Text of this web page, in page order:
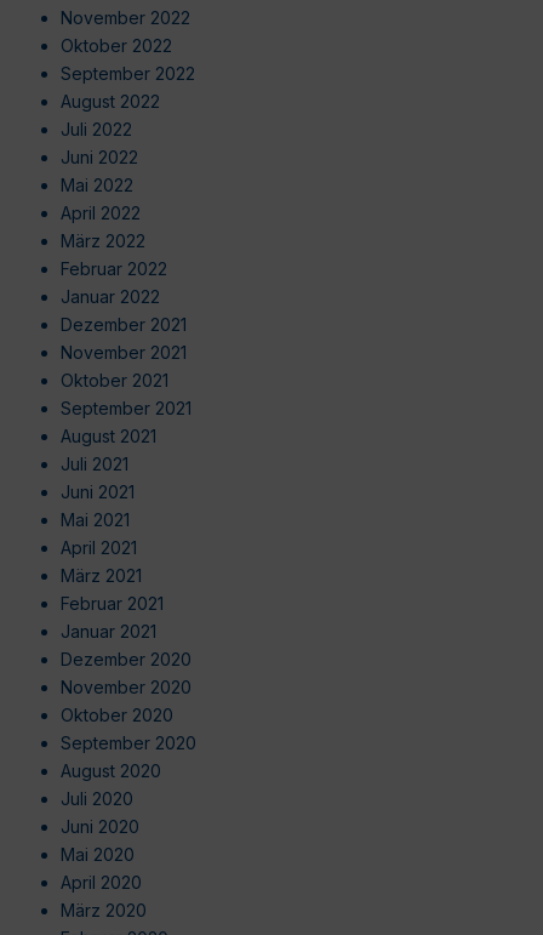
November 2022
Oktober 2022
September 2022
August 2022
Juli 2022
Juni 2022
Mai 2022
April 2022
März 2022
Februar 2022
Januar 2022
Dezember 2021
November 2021
Oktober 2021
September 2021
August 2021
Juli 2021
Juni 2021
Mai 2021
April 2021
März 2021
Februar 2021
Januar 2021
Dezember 2020
November 2020
Oktober 2020
September 2020
August 2020
Juli 2020
Juni 2020
Mai 2020
April 2020
März 2020